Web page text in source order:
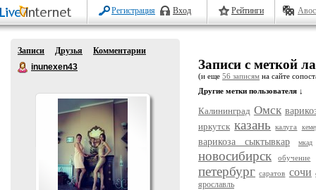
Регистрация Вход Рейтинги
Записи Друзья
Комментарии
inunexen43
Записи с меткой
(и еще 56 записям на сайте
Другие метки пользователя ↓
Калининград Омск
иркутск казань калуга
варикоза сыктывкар мкад
новосибирск обучение
петербург саратов сочи
ярославль